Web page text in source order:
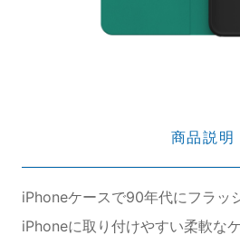
商品説明
iPhoneケースで90年代にフラッ
iPhoneに取り付けやすい柔軟な